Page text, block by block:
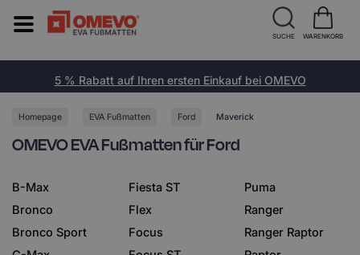
5 % Rabatt auf Ihren ersten Einkauf bei OMEVO
Homepage EVA Fußmatten Ford Maverick
OMEVO EVA Fußmatten für Ford
B-Max
Bronco
Bronco Sport
Fiesta ST
Flex
Focus
Puma
Ranger
Ranger Raptor
SUCHE WARENKORB